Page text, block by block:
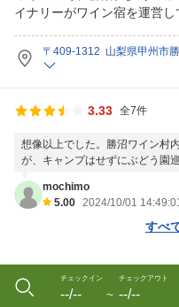
イナリーがワイン宿を運営し
〒409-1312 山梨県甲州市
3.33 全7件
想像以上でした。勝沼ワイン村
が、キャンプはせずにぶどう園
mochimo
5.00 2024/10/01
すべ
チェックイン
--/-- 〜
チェックアウト
--/--